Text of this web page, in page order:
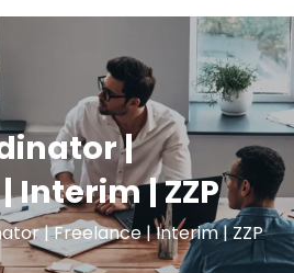
|
Interim | ZZP
| Freelance | Interim | ZZP